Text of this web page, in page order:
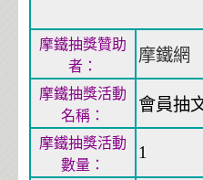
摩鐵抽獎贊助
者：
摩鐵網
摩鐵抽獎活動
名稱：
會員抽
摩鐵抽獎活動
數量：
1